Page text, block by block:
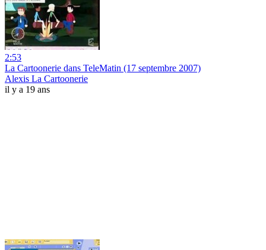
2:53
La Cartoonerie dans TeleMatin (17 septembre 2007)
Alexis La Cartoonerie
il y a 19 ans